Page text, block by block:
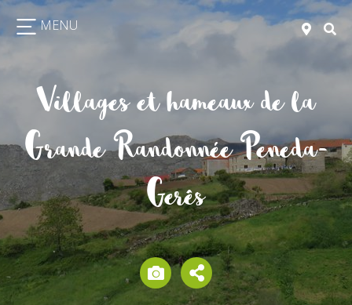
MENU
Villages et hameaux de la
Grande Randonnée Peneda-
Gerês